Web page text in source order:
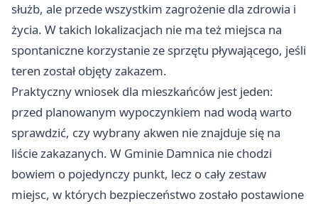
służb, ale przede wszystkim zagrożenie dla zdrowia i
życia. W takich lokalizacjach nie ma też miejsca na
spontaniczne korzystanie ze sprzętu pływającego, jeśli
teren został objęty zakazem.
Praktyczny wniosek dla mieszkańców jest jeden:
przed planowanym wypoczynkiem nad wodą warto
sprawdzić, czy wybrany akwen nie znajduje się na
liście zakazanych. W Gminie Damnica nie chodzi
bowiem o pojedynczy punkt, lecz o cały zestaw
miejsc, w których bezpieczeństwo zostało postawione